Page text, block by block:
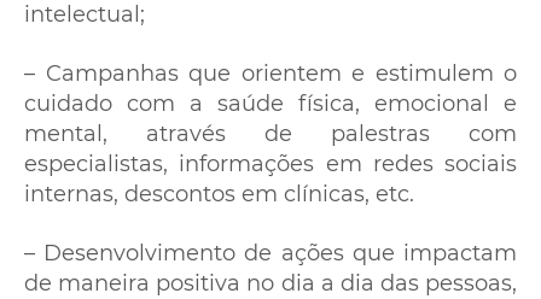
intelectual;
– Campanhas que orientem e estimulem o
cuidado com a saúde física, emocional e
mental, através de palestras com
especialistas, informações em redes sociais
internas, descontos em clínicas, etc.
– Desenvolvimento de ações que impactam
de maneira positiva no dia a dia das pessoas,